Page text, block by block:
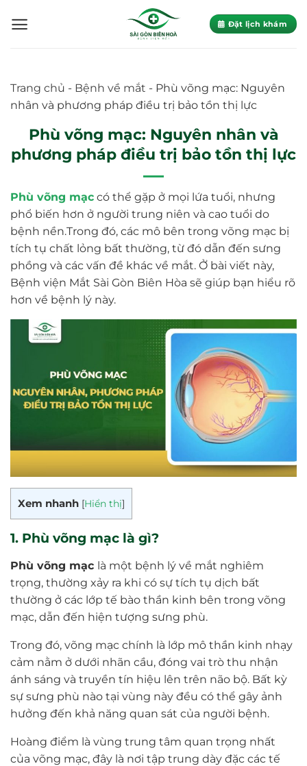
Đặt lịch khám
Trang chủ - Bệnh về mắt - Phù võng mạc: Nguyên
nhân và phương pháp điều trị bảo tồn thị lực
Phù võng mạc: Nguyên nhân và
phương pháp điều trị bảo tồn thị lực
Phù võng mạc có thể gặp ở mọi lứa tuổi, nhưng
phổ biến hơn ở người trung niên và cao tuổi do
bệnh nền.Trong đó, các mô bên trong võng mạc bị
tích tụ chất lỏng bất thường, từ đó dẫn đến sưng
phồng và các vấn đề khác về mắt. Ở bài viết này,
Bệnh viện Mắt Sài Gòn Biên Hòa sẽ giúp bạn hiểu rõ
hơn về bệnh lý này.
Xem nhanh [Hiển thị]
1. Phù võng mạc là gì?
Phù võng mạc là một bệnh lý về mắt nghiêm
trọng, thường xảy ra khi có sự tích tụ dịch bất
thường ở các lớp tế bào thần kinh bên trong võng
mạc, dẫn đến hiện tượng sưng phù.
Trong đó, võng mạc chính là lớp mô thần kinh nhạy
cảm nằm ở dưới nhãn cầu, đóng vai trò thu nhận
ánh sáng và truyền tín hiệu lên trên não bộ. Bất kỳ
sự sưng phù nào tại vùng này đều có thể gây ảnh
hưởng đến khả năng quan sát của người bệnh.
Hoàng điểm là vùng trung tâm quan trọng nhất
của võng mạc, đây là nơi tập trung dày đặc các tế